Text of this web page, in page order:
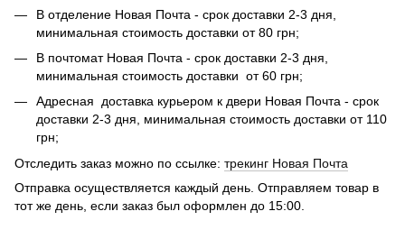
В отделение Новая Почта - срок доставки 2-3 дня,
минимальная стоимость доставки от 80 грн;
В почтомат Новая Почта - срок доставки 2-3 дня,
минимальная стоимость доставки от 60 грн;
Адресная доставка курьером к двери Новая Почта - срок
доставки 2-3 дня, минимальная стоимость доставки от 110
грн;
Отследить заказ можно по ссылке: трекинг Новая Почта
Отправка осуществляется каждый день. Отправляем товар в
тот же день, если заказ был оформлен до 15:00.